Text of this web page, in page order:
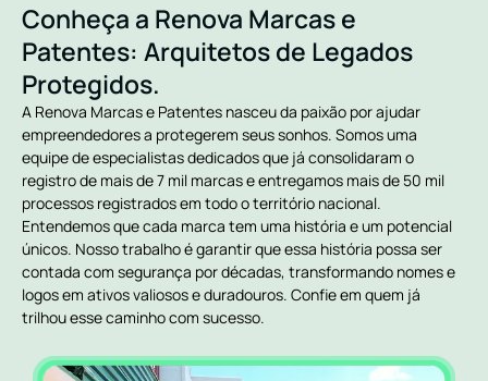
Conheça a Renova Marcas e
Patentes: Arquitetos de Legados
Protegidos.
A Renova Marcas e Patentes nasceu da paixão por ajudar
empreendedores a protegerem seus sonhos. Somos uma
equipe de especialistas dedicados que já consolidaram o
registro de mais de 7 mil marcas e entregamos mais de 50 mil
processos registrados em todo o território nacional.
Entendemos que cada marca tem uma história e um potencial
únicos. Nosso trabalho é garantir que essa história possa ser
contada com segurança por décadas, transformando nomes e
logos em ativos valiosos e duradouros. Confie em quem já
trilhou esse caminho com sucesso.